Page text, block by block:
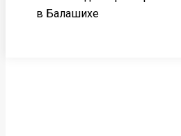
в Балашихе